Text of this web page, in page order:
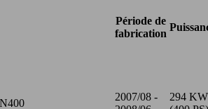
Période de
fabrication
2007/08 -
294 KW